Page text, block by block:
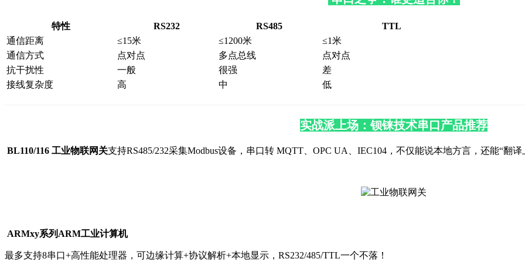
特性 RS232 RS485
TTL
通信距离
≤15米 ≤1200米
≤1米
通信方式
点对点 多点总线
点对点
抗干扰性
一般 很强
差
接线复杂度
高 中 低
实战派上场：钡铼技术串口产品推荐
BL110/116 工业物联网关支持RS485/232采集Modbus设备，串口转 MQTT、OPC UA、IEC104，不仅能说本地方言，还能“翻译
ARMxy系列ARM工业计算机
最多支持8串口+高性能处理器，可边缘计算+协议解析+本地显示，RS232/485/TTL一个不落！